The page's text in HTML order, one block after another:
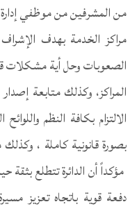
من المشرفين من موظفي إدارة
مراكز الخدمة بهدف
الصعوبات وحل أية مشكلات
المراكز، وكذلك متابعة
الالتزام بكافة النظم
بصورة قانونية كاملة ،
مؤكداً أن الدائرة تتطلع
دفعة قوية باتجاه تعزيز